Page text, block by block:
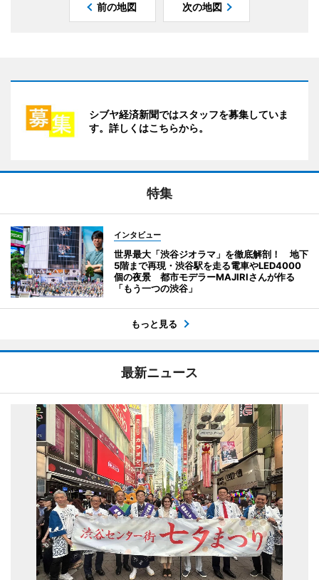
前の地図 次の地図
シブヤ経済新聞ではスタッフを募集していま
す。詳しくはこちらから。
特集
インタビュー
世界最大「渋谷ジオラマ」を徹底解剖！ 地下
5階まで再現・渋谷駅を走る電車やLED4000
個の夜景 都市モデラーMAJIRIさんが作る
「もう一つの渋谷」
もっと見る
最新ニュース